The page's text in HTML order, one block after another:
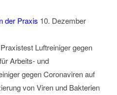
der Praxis 10. Dezember
Luftreiniger gegen
Arbeits- und
gegen Coronaviren auf
von Viren und Bakterien